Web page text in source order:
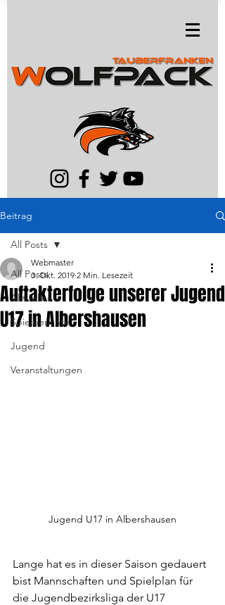
Beitrag
All Posts
Aktuelles
Spielberichte
Jugend
Veranstaltungen
All Posts
Auftakterfolge unserer Jugend
U17 in Albershausen
Webmaster
3. Okt. 2019 2 Min. Lesezeit
Jugend U17 in Albershausen
Lange hat es in dieser Saison gedauert
bist Mannschaften und Spielplan für
die Jugendbezirksliga der U17